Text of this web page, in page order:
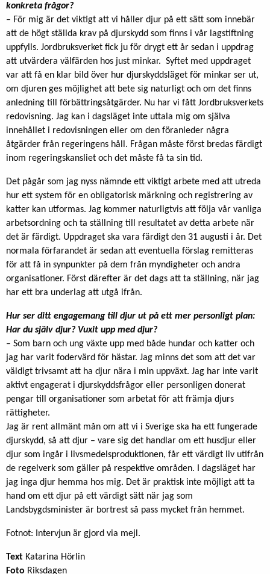
konkreta frågor?
– För mig är det viktigt att vi håller djur på ett sätt som innebär
att de högt ställda krav på djurskydd som finns i vår lagstiftning
uppfylls. Jordbruksverket fick ju för drygt ett år sedan i uppdrag
att utvärdera välfärden hos just minkar. Syftet med uppdraget
var att få en klar bild över hur djurskyddsläget för minkar ser ut,
om djuren ges möjlighet att bete sig naturligt och om det finns
anledning till förbättringsåtgärder. Nu har vi fått Jordbruksverkets
redovisning. Jag kan i dagsläget inte uttala mig om själva
innehållet i redovisningen eller om den föranleder några
åtgärder från regeringens håll. Frågan måste först bredas färdigt
inom regeringskansliet och det måste få ta sin tid.
Det pågår som jag nyss nämnde ett viktigt arbete med att utreda
hur ett system för en obligatorisk märkning och registrering av
katter kan utformas. Jag kommer naturligtvis att följa vår vanliga
arbetsordning och ta ställning till resultatet av detta arbete när
det är färdigt. Uppdraget ska vara färdigt den 31 augusti i år. Det
normala förfarandet är sedan att eventuella förslag remitteras
för att få in synpunkter på dem från myndigheter och andra
organisationer. Först därefter är det dags att ta ställning, när jag
har ett bra underlag att utgå ifrån.
Hur ser ditt engagemang till djur ut på ett mer personligt plan:
Har du själv djur? Vuxit upp med djur?
– Som barn och ung växte upp med både hundar och katter och
jag har varit fodervärd för hästar. Jag minns det som att det var
väldigt trivsamt att ha djur nära i min uppväxt. Jag har inte varit
aktivt engagerat i djurskyddsfrågor eller personligen donerat
pengar till organisationer som arbetat för att främja djurs
rättigheter.
Jag är rent allmänt mån om att vi i Sverige ska ha ett fungerade
djurskydd, så att djur – vare sig det handlar om ett husdjur eller
djur som ingår i livsmedelsproduktionen, får ett värdigt liv utifrån
de regelverk som gäller på respektive områden. I dagsläget har
jag inga djur hemma hos mig. Det är praktisk inte möjligt att ta
hand om ett djur på ett värdigt sätt när jag som
Landsbygdsminister är bortrest så pass mycket från hemmet.
Fotnot: Intervjun är gjord via mejl.
Text Katarina Hörlin
Foto Riksdagen